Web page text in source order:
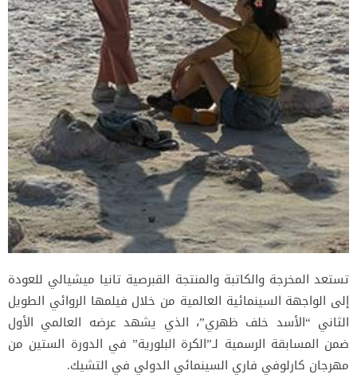
تستعد المخرجة والكاتبة والمنتجة القبرصية تانيا ميشيالي للعودة
إلى الواجهة السينمائية العالمية من خلال فيلمها الروائي الطويل
الثاني “الأسد خلف ظهري”، الذي يشهد عرضه العالمي الأول
ضمن المسابقة الرسمية لـ”الكرة البلورية” في الدورة الستين من
مهرجان كارلوفي فاري السينمائي الدولي في التشيك.